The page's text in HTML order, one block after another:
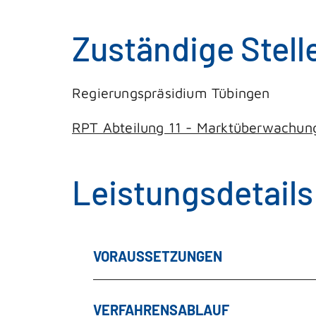
Zuständige
Regierungspräsidium Tübingen
RPT Abteilung 11 -
Leistungsdetails
VORAUSSETZUNGEN
VERFAHRENSABLAUF